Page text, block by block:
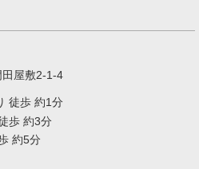
田屋敷2-1-4
徒歩 約1分
歩 約3分
約5分